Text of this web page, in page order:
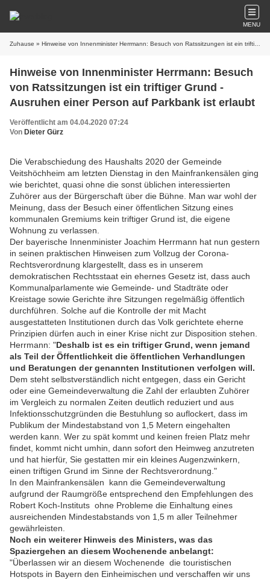
MENU
Zuhause » Hinweise von Innenminister Herrmann: Besuch von Ratssitzungen ist ein triftiger Grund - Ausruhen einer Person auf Parkbank ist erlaubt
Hinweise von Innenminister Herrmann: Besuch
von Ratssitzungen ist ein triftiger Grund -
Ausruhen einer Person auf Parkbank ist erlaubt
Veröffentlicht am 04.04.2020 07:24
Von Dieter Gürz
Die Verabschiedung des Haushalts 2020 der Gemeinde
Veitshöchheim am letzten Dienstag in den Mainfrankensälen ging
wie berichtet, quasi ohne die sonst üblichen interessierten
Zuhörer aus der Bürgerschaft über die Bühne. Man war wohl der
Meinung, dass der Besuch einer öffentlichen Sitzung eines
kommunalen Gremiums kein triftiger Grund ist, die eigene
Wohnung zu verlassen.
Der bayerische Innenminister Joachim Herrmann hat nun gestern
in seinen praktischen Hinweisen zum Vollzug der Corona-
Rechtsverordnung klargestellt, dass es in unserem
demokratischen Rechtsstaat ein ehernes Gesetz ist, dass auch
Kommunalparlamente wie Gemeinde- und Stadträte oder
Kreistage sowie Gerichte ihre Sitzungen regelmäßig öffentlich
durchführen. Solche auf die Kontrolle der mit Macht
ausgestatteten Institutionen durch das Volk gerichtete eherne
Prinzipien dürfen auch in einer Krise nicht zur Disposition stehen.
Herrmann: "Deshalb ist es ein triftiger Grund, wenn jemand
als Teil der Öffentlichkeit die öffentlichen Verhandlungen
und Beratungen der genannten Institutionen verfolgen will.
Dem steht selbstverständlich nicht entgegen, dass ein Gericht
oder eine Gemeindeverwaltung die Zahl der erlaubten Zuhörer
im Vergleich zu normalen Zeiten deutlich reduziert und aus
Infektionsschutzgründen die Bestuhlung so auflockert, dass im
Publikum der Mindestabstand von 1,5 Metern eingehalten
werden kann. Wer zu spät kommt und keinen freien Platz mehr
findet, kommt nicht umhin, dann sofort den Heimweg anzutreten
und hat hierfür, Sie gestatten mir ein kleines Augenzwinkern,
einen triftigen Grund im Sinne der Rechtsverordnung."
In den Mainfrankensälen kann die Gemeindeverwaltung
aufgrund der Raumgröße entsprechend den Empfehlungen des
Robert Koch-Instituts ohne Probleme die Einhaltung eines
ausreichenden Mindestabstands von 1,5 m aller Teilnehmer
gewährleisten.
Noch ein weiterer Hinweis des Ministers, was das
Spaziergehen an diesem Wochenende anbelangt:
"Überlassen wir an diesem Wochenende die touristischen
Hotspots in Bayern den Einheimischen und verschaffen wir uns